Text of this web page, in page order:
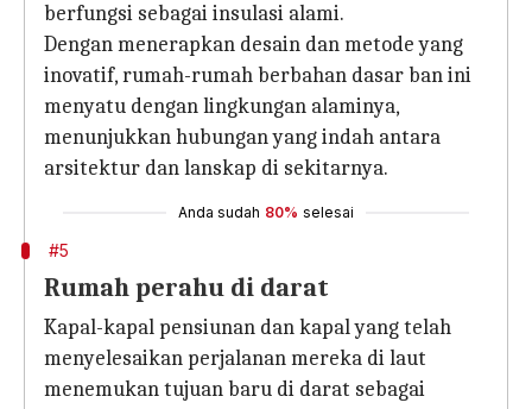
berfungsi sebagai insulasi alami.
Dengan menerapkan desain dan metode yang
inovatif, rumah-rumah berbahan dasar ban ini
menyatu dengan lingkungan alaminya,
menunjukkan hubungan yang indah antara
arsitektur dan lanskap di sekitarnya.
Anda sudah 80% selesai
#5
Rumah perahu di darat
Kapal-kapal pensiunan dan kapal yang telah
menyelesaikan perjalanan mereka di laut
menemukan tujuan baru di darat sebagai